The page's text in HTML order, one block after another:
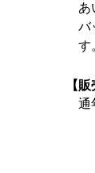
あ
バ
す
【
通